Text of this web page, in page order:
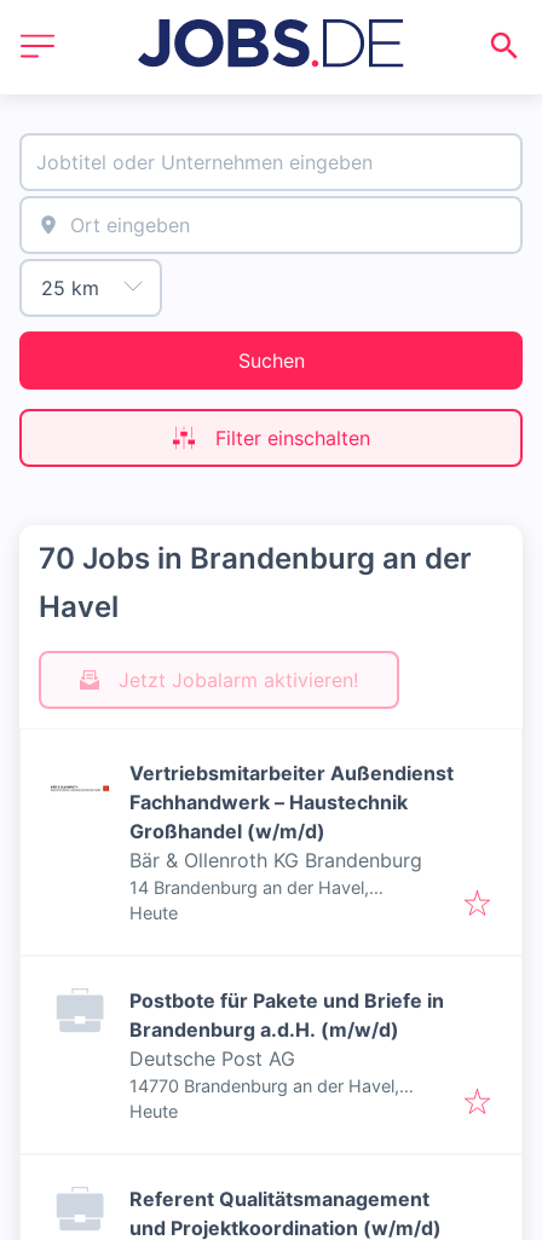
Suchen
Filter einschalten
70 Jobs in Brandenburg an der
Havel
Jetzt Jobalarm aktivieren!
Vertriebsmitarbeiter Außendienst
Fachhandwerk – Haustechnik
Großhandel (w/m/d)
Bär & Ollenroth KG Brandenburg
14 Brandenburg an der Havel,
Deutschland
Veröffentlicht
Heute
Postbote für Pakete und Briefe in
Brandenburg a.d.H. (m/w/d)
Deutsche Post AG
14770 Brandenburg an der Havel,
Deutschland
Veröffentlicht
Heute
Referent Qualitätsmanagement
und Projektkoordination (w/m/d)